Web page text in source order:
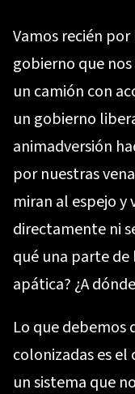
Vamos recién
gobierno que
un camión con
un gobierno
animadversión
por nuestras
miran al espejo y
directamente ni
qué una parte de
apática? ¿A
Lo que debemos
colonizadas es
un sistema que